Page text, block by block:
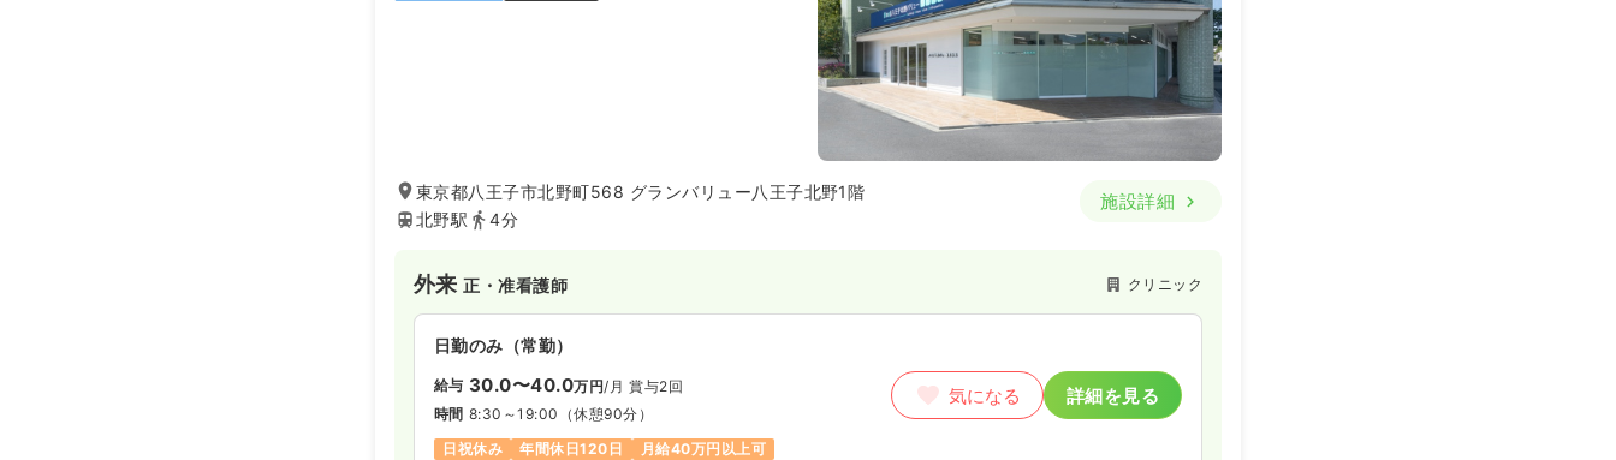
東京都八王子市北野町568 グランバリュー八王子北野1階
北野駅
4分
施設詳細
外来正・准看護師 クリニック
日勤のみ（常勤）
給与 30.0〜40.0万円/月 賞与2回
時間 8:30～19:00 （休憩90分）
日祝休み
年間休日120日 月給40万円以上可
気になる 詳細を見る